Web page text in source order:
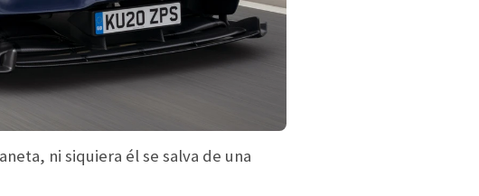
ni siquiera él se salva de una